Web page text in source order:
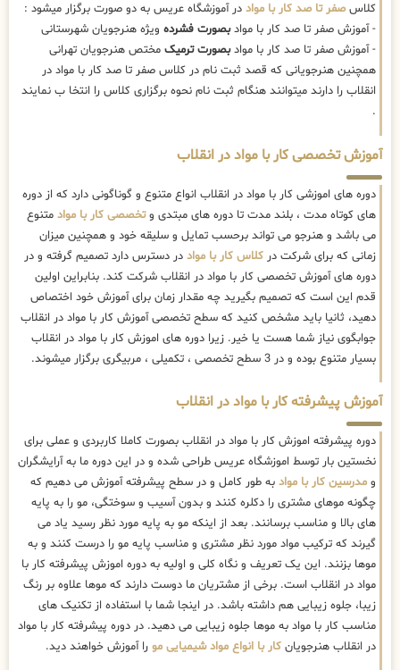
کلاسصفر تا صد کار با مواد در آموزشگاه عریس به دو صورت برگزار میشود :
- آموزش صفر تا صد کار با موادبصورت فشرده ویژه هنرجویان شهرستانی
- آموزش صفر تا صد کار با موادبصورت ترمیک مختص هنرجویان تهرانی
همچنین هنرجویانی که قصد ثبت نام در کلاس صفر تا صد کار با مواد در
انقلاب را دارند میتوانند هنگام ثبت نام نحوه برگزاری کلاس را انتخا ب نمایند
.
آموزش تخصصی کار با مواد در انقلاب
دوره های اموزشی کار با مواد در انقلاب انواع متنوع و گوناگونی دارد که از دوره
های کوتاه مدت ، بلند مدت تا دوره های مبتدی وتخصصی کار با مواد متنوع
می باشد و هنرجو می تواند برحسب تمایل و سلیقه خود و همچنین میزان
زمانی که برای شرکت در کلاس کار با مواد در دسترس دارد تصمیم گرفته و در
دوره های آموزش تخصصی کار با مواد در انقلاب شرکت کند. بنابراین اولین
قدم این است که تصمیم بگیرید چه مقدار زمان برای آموزش خود اختصاص
دهید، ثانیا باید مشخص کنید که سطح تخصصی آموزش کار با مواد در انقلاب
جوابگوی نیاز شما هست یا خیر. زیرا دوره های اموزش کار با مواد در انقلاب
بسیار متنوع بوده و در 3 سطح تخصصی ، تکمیلی ، مربیگری برگزار میشوند.
آموزش پیشرفته کار با مواد در انقلاب
دوره پیشرفته اموزش کار با مواد در انقلاب بصورت کاملا کاربردی و عملی برای
نخستین بار توسط اموزشگاه عریس طراحی شده و در این دوره ما به آرایشگران
و مدرسین کار با مواد به طور کامل و در سطح پیشرفته آموزش می دهیم که
چگونه موهای مشتری را دکلره کنند و بدون آسیب و سوختگی، مو را به پایه
های بالا و مناسب برسانند. بعد از اینکه مو به پایه مورد نظر رسید یاد می
گیرند که ترکیب مواد مورد نظر مشتری و مناسب پایه مو را درست کنند و به
موها بزنند. این یک تعریف و نگاه کلی و اولیه به دوره اموزش پیشرفته کار با
مواد در انقلاب است. برخی از مشتریان ما دوست دارند که موها علاوه بر رنگ
زیبا، جلوه زیبایی هم داشته باشد. در اینجا شما با استفاده از تکنیک های
مناسب کار با مواد به موها جلوه زیبایی می دهید. در دوره پیشرفته کار با مواد
در انقلاب هنرجویان کار با انواع مواد شیمیایی مو را آموزش خواهند دید.